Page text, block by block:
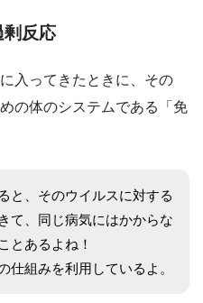
剰反応
入ってきたときに、その
の体のシステムである「免
と、そのウイルスに対する
て、同じ病気にはかからな
とあるよね！
仕組みを利用しているよ。